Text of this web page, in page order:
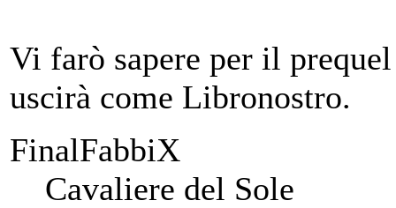
Vi farò sapere per il
uscirà come Libronostro.
FinalFabbiX
Cavaliere del Sole